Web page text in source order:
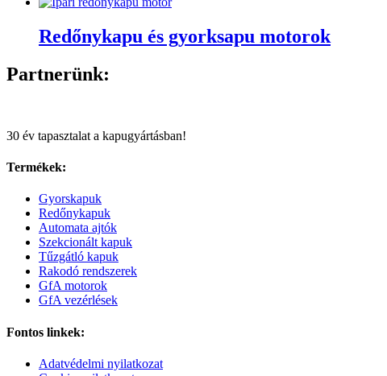
Redőnykapu és gyorksapu motorok
Partnerünk:
30 év tapasztalat a kapugyártásban!
Termékek:
Gyorskapuk
Redőnykapuk
Automata ajtók
Szekcionált kapuk
Tűzgátló kapuk
Rakodó rendszerek
GfA motorok
GfA vezérlések
Fontos linkek:
Adatvédelmi nyilatkozat